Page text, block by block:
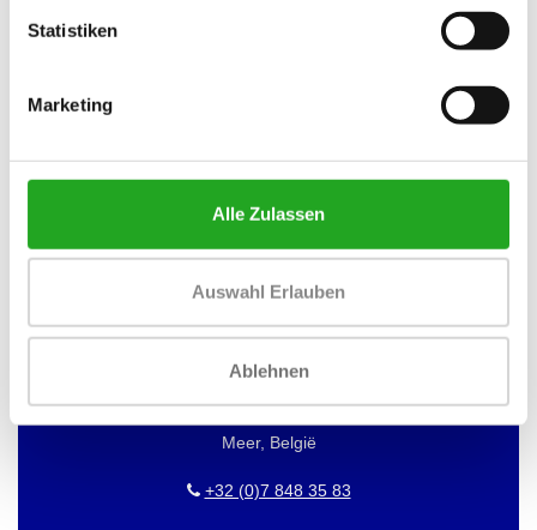
Statistiken
Marketing
Alle Zulassen
Auswahl Erlauben
Ablehnen
UNSERER ANGEBOTE INFORMIERT
BEST BUY FITNESS
Best Buy Fitness
Londenstraat 7
2321
Meer, België
+32 (0)7 848 35 83